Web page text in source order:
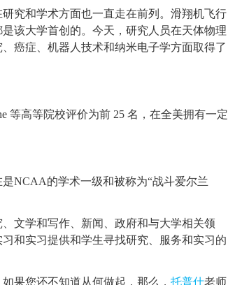
和学术方面也一直走在前列。滑翔机飞行
该大学首创的。今天，研究人员在天体物理
癌症、机器人技术和纳米电子学方面取得了
高等院校评价为前 25 名，在全美拥有一定
NCAA的学术一级和被称为“战斗爱尔兰
学和写作、新闻、政府和与大学相关领
和实习提供和学生寻找研究、服务和实习的
果您还不知道从何做起，那么，托普仕老师